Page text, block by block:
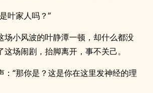
叶家人吗？”
场小风波的叶静潭一顿，却什么都没
场闹剧，抬脚离开，事不关己。
：“那你是？这是你在这里发神经的理